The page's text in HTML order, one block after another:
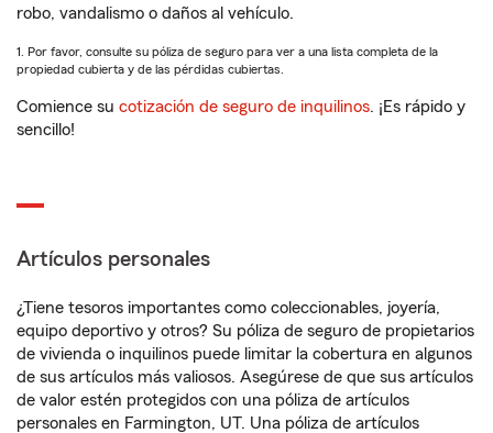
robo, vandalismo o daños al vehículo.
1. Por favor, consulte su póliza de seguro para ver a una lista completa de la
propiedad cubierta y de las pérdidas cubiertas.
Comience su cotización de seguro de inquilinos. ¡Es rápido y
sencillo!
Artículos personales
¿Tiene tesoros importantes como coleccionables, joyería,
equipo deportivo y otros? Su póliza de seguro de propietarios
de vivienda o inquilinos puede limitar la cobertura en algunos
de sus artículos más valiosos. Asegúrese de que sus artículos
de valor estén protegidos con una póliza de artículos
personales en Farmington, UT. Una póliza de artículos